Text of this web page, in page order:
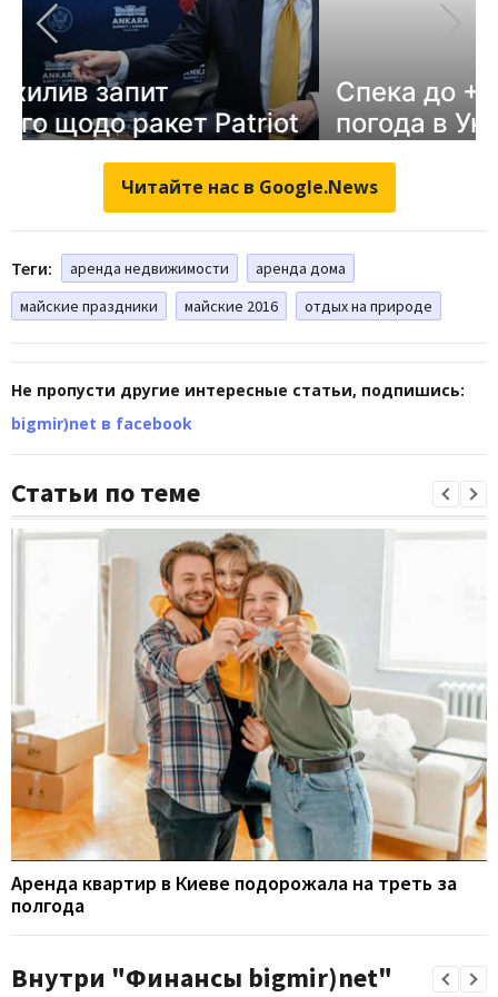
Читайте нас в Google.News
Теги: аренда недвижимости
аренда дома
майские праздники
майские 2016 отдых на природе
Не пропусти другие интересные статьи, подпишись:
bigmir)net в facebook
Статьи по теме
Аренда квартир в Киеве подорожала на треть за
полгода
Внутри "Финансы bigmir)net"